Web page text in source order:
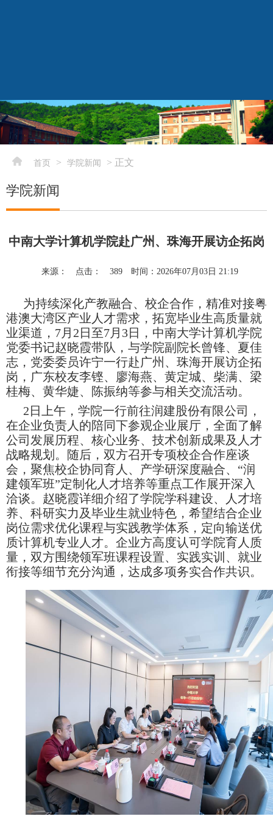
elementnameelementnameelementname-->
首页 > 学院新闻 > 正文
学院新闻
中南大学计算机学院赴广州、珠海开展访企拓岗
来源： 点击： 389 时间：2026年07月03日 21:19
为持续深化产教融合、校企合作，精准对接粤
港澳大湾区产业人才需求，拓宽毕业生高质量就
业渠道，7月2日至7月3日，中南大学计算机学院
党委书记赵晓霞带队，与学院副院长曾锋、夏佳
志，党委委员许宁一行赴广州、珠海开展访企拓
岗，广东校友李铿、廖海燕、黄定城、柴满、梁
桂梅、黄华婕、陈振纳等参与相关交流活动。
2日上午，学院一行前往润建股份有限公司，
在企业负责人的陪同下参观企业展厅，全面了解
公司发展历程、核心业务、技术创新成果及人才
战略规划。随后，双方召开专项校企合作座谈
会，聚焦校企协同育人、产学研深度融合、“润
建领军班”定制化人才培养等重点工作展开深入
洽谈。赵晓霞详细介绍了学院学科建设、人才培
养、科研实力及毕业生就业特色，希望结合企业
岗位需求优化课程与实践教学体系，定向输送优
质计算机专业人才。企业方高度认可学院育人质
量，双方围绕领军班课程设置、实践实训、就业
衔接等细节充分沟通，达成多项务实合作共识。